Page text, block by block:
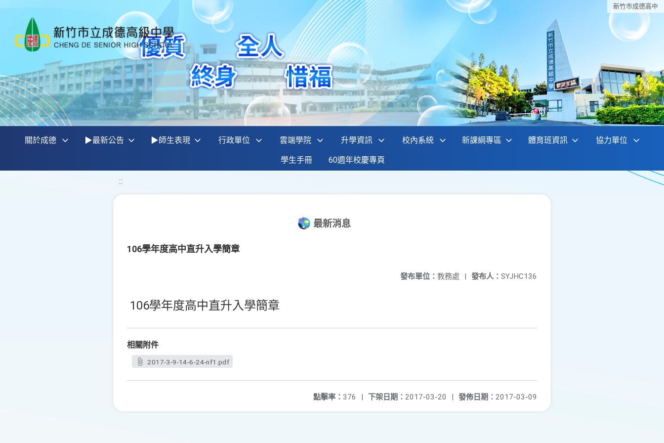
新竹巿成德高中
關於成德 ▶最新公告 ▶師生表現 行政單位 雲端學院 升學資訊 校內系統 新課綱專區 體育班資訊 協力單位
學生手冊 60週年校慶專頁
:::
最新消息
106學年度高中直升入學簡章
發布人： SYJHC136
發布單位： 教務處 |
106學年度高中直升入學簡章
相關附件
2017-3-9-14-6-24-nf1.pdf
發佈日期： 2017-03-09
下架日期： 2017-03-20 |
點擊率： 376 |